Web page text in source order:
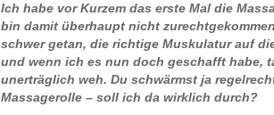
Ich habe vor Kurzem das erste Mal die
bin damit überhaupt nicht
schwer getan, die richtige Muskulatur auf
und wenn ich es nun doch geschafft habe,
unerträglich weh. Du schwärmst ja
Massagerolle – soll ich da wirklich durch?